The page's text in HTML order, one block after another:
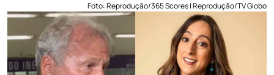
Foto: Reprodução/365 Scores | Reprodução/TV Globo